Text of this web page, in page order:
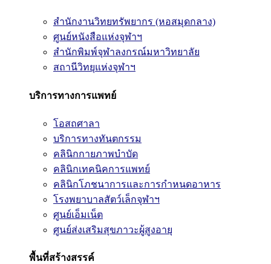
สำนักงานวิทยทรัพยากร (หอสมุดกลาง)
ศูนย์หนังสือแห่งจุฬาฯ
สำนักพิมพ์จุฬาลงกรณ์มหาวิทยาลัย
สถานีวิทยุแห่งจุฬาฯ
บริการทางการแพทย์
โอสถศาลา
บริการทางทันตกรรม
คลินิกกายภาพบำบัด
คลินิกเทคนิคการแพทย์
คลินิกโภชนาการและการกำหนดอาหาร
โรงพยาบาลสัตว์เล็กจุฬาฯ
ศูนย์เอ็มเน็ต
ศูนย์ส่งเสริมสุขภาวะผู้สูงอายุ
พื้นที่สร้างสรรค์